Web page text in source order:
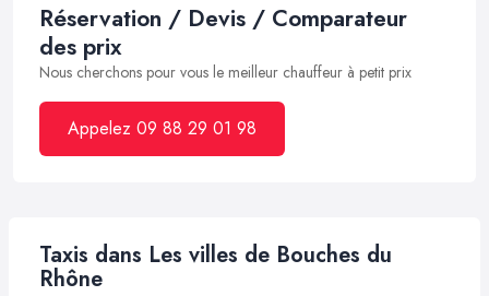
Réservation / Devis / Comparateur
des prix
Nous cherchons pour vous le meilleur chauffeur à petit prix
Appelez 09 88 29 01 98
Taxis dans Les villes de Bouches du
Rhône